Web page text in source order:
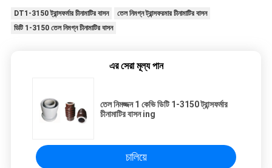
DT1-3150 ট্রান্সফর্মার চীনামাটির বাসন
তেল নিমগ্ন ট্রান্সফরমার চীনামাটির বাসন
ডিটি 1-3150 তেল নিমগ্ন চীনামাটির বাসন
এর সেরা মূল্য পান
তেল নিমজ্জন 1 কেভি ডিটি 1-3150 ট্রান্সফর্মার
চীনামাটির বাসন ing
চালিয়ে